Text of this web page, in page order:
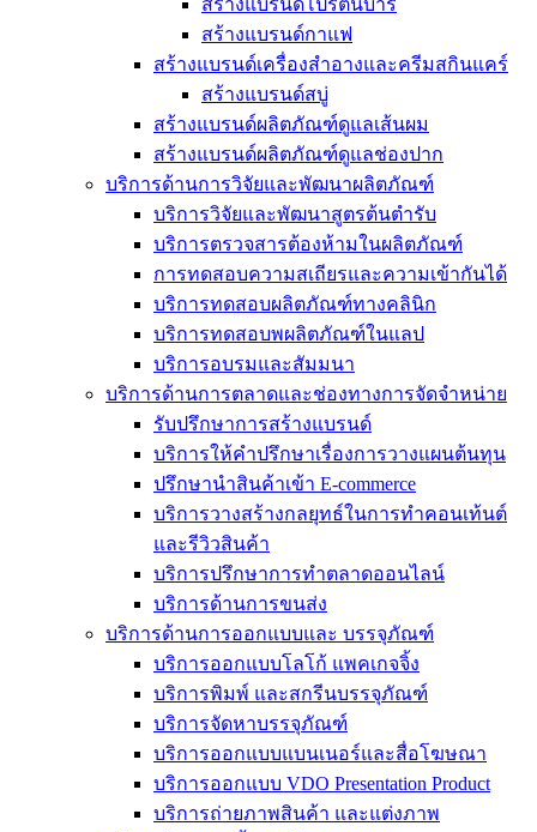
สร้างแบรนด์โปรตีนบาร์
สร้างแบรนด์กาแฟ
สร้างแบรนด์เครื่องสำอางและครีมสกินแคร์
สร้างแบรนด์สบู่
สร้างแบรนด์ผลิตภัณฑ์ดูแลเส้นผม
สร้างแบรนด์ผลิตภัณฑ์ดูแลช่องปาก
บริการด้านการวิจัยและพัฒนาผลิตภัณฑ์
บริการวิจัยและพัฒนาสูตรต้นตำรับ
บริการตรวจสารต้องห้ามในผลิตภัณฑ์
การทดสอบความสเถียรและความเข้ากันได้
บริการทดสอบผลิตภัณฑ์ทางคลินิก
บริการทดสอบพผลิตภัณฑ์ในแลป
บริการอบรมและสัมมนา
บริการด้านการตลาดและช่องทางการจัดจำหน่าย
รับปรึกษาการสร้างแบรนด์
บริการให้คำปรึกษาเรื่องการวางแผนต้นทุน
ปรึกษานำสินค้าเข้า E-commerce
บริการวางสร้างกลยุทธ์ในการทำคอนเท้นต์
และรีวิวสินค้า
บริการปรึกษาการทำตลาดออนไลน์
บริการด้านการขนส่ง
บริการด้านการออกแบบและ บรรจุภัณฑ์
บริการออกแบบโลโก้ แพคเกจจิ้ง
บริการพิมพ์ และสกรีนบรรจุภัณฑ์
บริการจัดหาบรรจุภัณฑ์
บริการออกแบบแบนเนอร์และสื่อโฆษณา
บริการออกแบบ VDO Presentation Product
บริการถ่ายภาพสินค้า และแต่งภาพ